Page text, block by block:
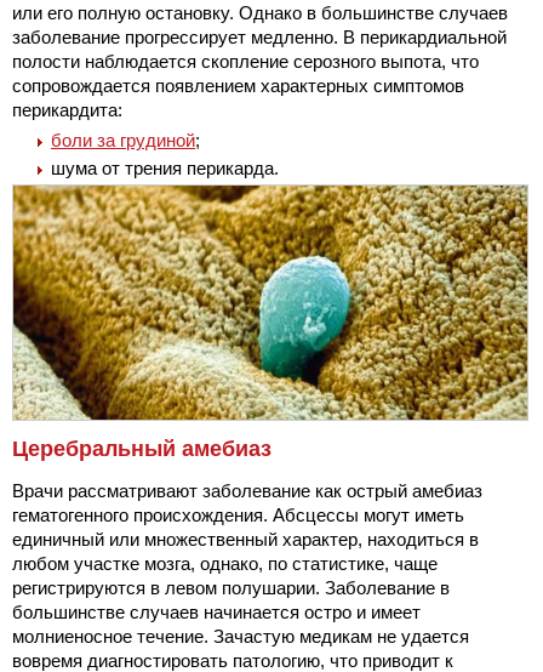
или его полную остановку. Однако в большинстве случаев
заболевание прогрессирует медленно. В перикардиальной
полости наблюдается скопление серозного выпота, что
сопровождается появлением характерных симптомов
перикардита:
боли за грудиной;
шума от трения перикарда.
Церебральный амебиаз
Врачи рассматривают заболевание как острый амебиаз
гематогенного происхождения. Абсцессы могут иметь
единичный или множественный характер, находиться в
любом участке мозга, однако, по статистике, чаще
регистрируются в левом полушарии. Заболевание в
большинстве случаев начинается остро и имеет
молниеносное течение. Зачастую медикам не удается
вовремя диагностировать патологию, что приводит к